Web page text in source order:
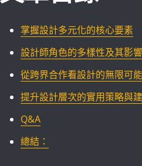
掌握設計多元化的核心要素‍
設計師角色的多樣性及其影響 ‍
從跨界合作看設計的無限可能
提升設計層次的實用策略與
Q&A
總結：